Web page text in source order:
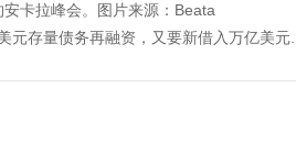
卡拉峰会。图片来源：Beata
存量债务再融资，又要新借入万亿美元...